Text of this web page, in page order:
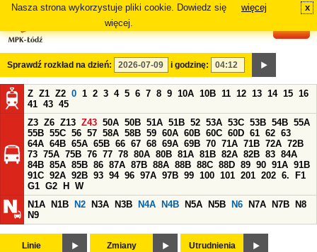
Nasza strona wykorzystuje pliki cookie. Dowiedz się
więcej.
więcej x
Sprawdź rozkład na dzień: i godzinę:
Z Z1 Z2 0 1 2 3 4 5 6 7 8 9 10A 10B 11 12 13 14 15 16
41 43 45
Z3 Z6 Z13 Z43 50A 50B 51A 51B 52 53A 53C 53B 54B 55A
55B 55C 56 57 58A 58B 59 60A 60B 60C 60D 61 62 63
64A 64B 65A 65B 66 67 68 69A 69B 70 71A 71B 72A 72B
73 75A 75B 76 77 78 80A 80B 81A 81B 82A 82B 83 84A
84B 85A 85B 86 87A 87B 88A 88B 88C 88D 89 90 91A 91B
91C 92A 92B 93 94 96 97A 97B 99 100 101 201 202 6.
F1
G1 G2 H
W
N1A
N1B N2 N3A N3B N4A N4B N5A N5B N6 N7A N7B
N8
N9
Linie Zmiany Utrudnienia